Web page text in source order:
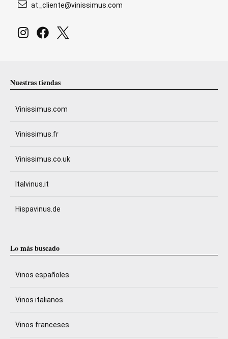
at_cliente@vinissimus.com
Nuestras tiendas
Vinissimus.com
Vinissimus.fr
Vinissimus.co.uk
Italvinus.it
Hispavinus.de
Lo más buscado
Vinos españoles
Vinos italianos
Vinos franceses